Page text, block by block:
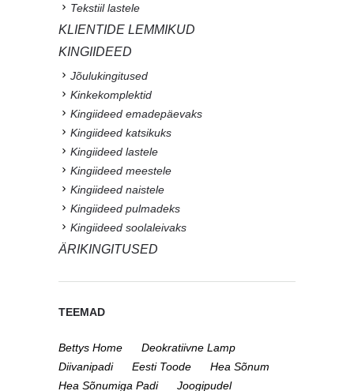
Tekstiil lastele
KLIENTIDE LEMMIKUD
KINGIIDEED
Jõulukingitused
Kinkekomplektid
Kingiideed emadepäevaks
Kingiideed katsikuks
Kingiideed lastele
Kingiideed meestele
Kingiideed naistele
Kingiideed pulmadeks
Kingiideed soolaleivaks
ÄRIKINGITUSED
TEEMAD
Bettys Home
Deokratiivne Lamp
Diivanipadi
Eesti Toode
Hea Sõnum
Hea Sõnumiga Padi
Joogipudel